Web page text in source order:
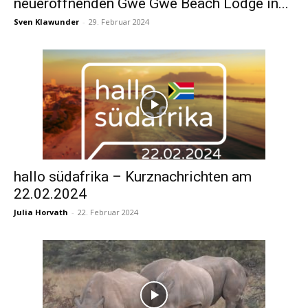
neueröffnenden Gwe Gwe Beach Lodge in...
Sven Klawunder - 29. Februar 2024
hallo südafrika – Kurznachrichten am
22.02.2024
Julia Horvath - 22. Februar 2024